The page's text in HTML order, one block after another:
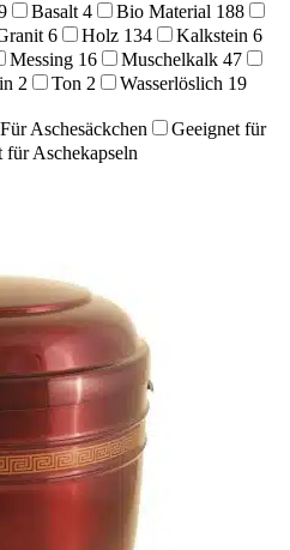
Basalt 4 Bio Material 188
6 Holz 134 Kalkstein 6
Messing 16 Muschelkalk 47
2 Ton 2 Wasserlöslich 19
Für Aschesäckchen
Geeignet für
für Aschekapseln